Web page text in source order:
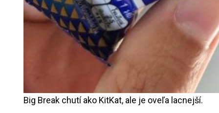
Big Break chutí ako KitKat, ale je oveľa lacnejší.